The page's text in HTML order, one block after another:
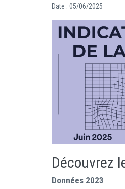
Date : 05/06/2025
Découvrez
Données 2023